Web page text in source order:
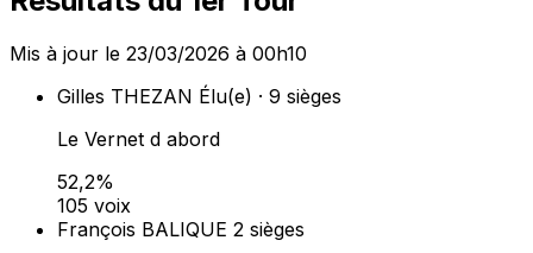
Mis à jour le 23/03/2026 à 00h10
Gilles THEZAN Élu(e) · 9 sièges
Le Vernet d abord
52,2%
105 voix
François BALIQUE 2 sièges